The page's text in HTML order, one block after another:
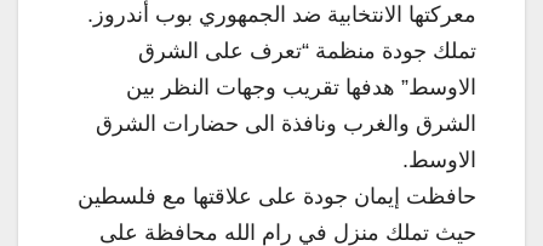
معركتها الانتخابية ضد الجمهوري بوب أندروز.
تملك جودة منظمة “تعرف على الشرق
الاوسط” هدفها تقريب وجهات النظر بين
الشرق والغرب ونافذة الى حضارات الشرق
الاوسط.
حافظت إيمان جودة على علاقتها مع فلسطين
حيث تملك منزل في رام الله محافظة على